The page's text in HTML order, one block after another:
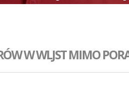
W WLJST MIMO